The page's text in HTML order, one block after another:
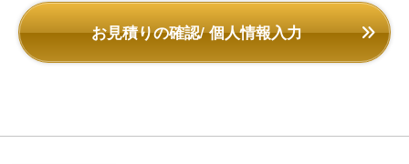
お見積りの確認/ 個人情報入力